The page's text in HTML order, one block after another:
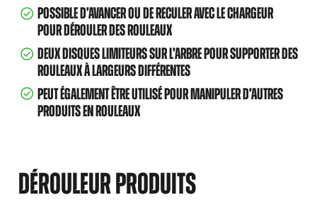
POSSIBLE D’AVANCER OU DE RECULER AVEC LE CHARGEUR
POUR DÉROULER DES ROULEAUX
DEUX DISQUES LIMITEURS SUR L’ARBRE POUR SUPPORTER DES
ROULEAUX À LARGEURS DIFFÉRENTES
PEUT ÉGALEMENT ÊTRE UTILISÉ POUR MANIPULER D’AUTRES
PRODUITS EN ROULEAUX
DÉROULEUR PRODUITS